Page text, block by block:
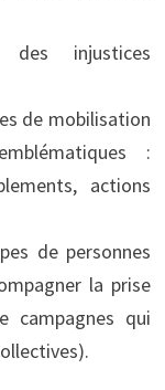
des injustices
de mobilisation
:
actions
de personnes
la prise
campagnes qui